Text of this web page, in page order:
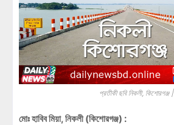
প্রতীকী ছবি নিকলী, কিশোরগঞ্জ |
মোঃ হাবিব মিয়া, নিকলী (কিশোরগঞ্জ) :